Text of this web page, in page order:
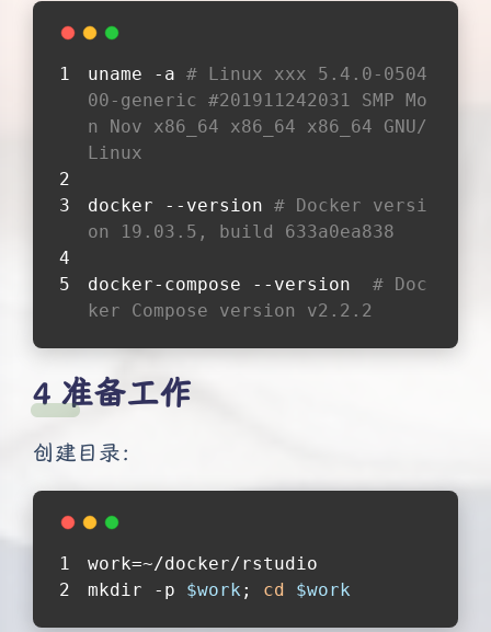
uname -a # Linux xxx 5.4.0-0504
00-generic #201911242031 SMP Mo
n Nov x86_64 x86_64 x86_64 GNU/
Linux
docker --version # Docker versi
on 19.03.5, build 633a0ea838
docker-compose --version # Doc
ker Compose version v2.2.2
准备工作
创建目录：
work=~/docker/rstudio
mkdir -p $work ; cd $work